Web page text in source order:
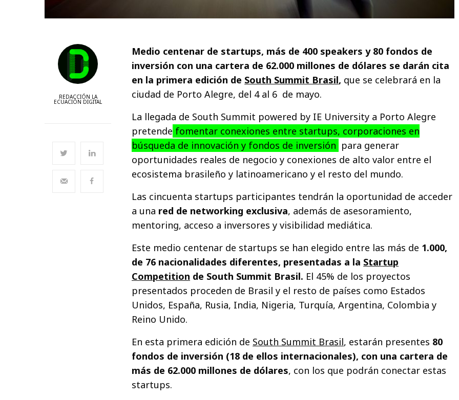
REDACCIÓN LA
ECUACIÓN DIGITAL
Medio centenar de startups, más de 400 speakers y 80 fondos de
inversión con una cartera de 62.000 millones de dólares se darán cita
en la primera edición de South Summit Brasil, que se celebrará en la
ciudad de Porto Alegre, del 4 al 6 de mayo.
La llegada de South Summit powered by IE University a Porto Alegre
pretende fomentar conexiones entre startups, corporaciones en
búsqueda de innovación y fondos de inversión para generar
oportunidades reales de negocio y conexiones de alto valor entre el
ecosistema brasileño y latinoamericano y el resto del mundo.
Las cincuenta startups participantes tendrán la oportunidad de acceder
a una red de networking exclusiva, además de asesoramiento,
mentoring, acceso a inversores y visibilidad mediática.
Este medio centenar de startups se han elegido entre las más de 1.000,
de 76 nacionalidades diferentes, presentadas a la Startup
Competition de South Summit Brasil. El 45% de los proyectos
presentados proceden de Brasil y el resto de países como Estados
Unidos, España, Rusia, India, Nigeria, Turquía, Argentina, Colombia y
Reino Unido.
En esta primera edición de South Summit Brasil, estarán presentes 80
fondos de inversión (18 de ellos internacionales), con una cartera de
más de 62.000 millones de dólares, con los que podrán conectar estas
startups.